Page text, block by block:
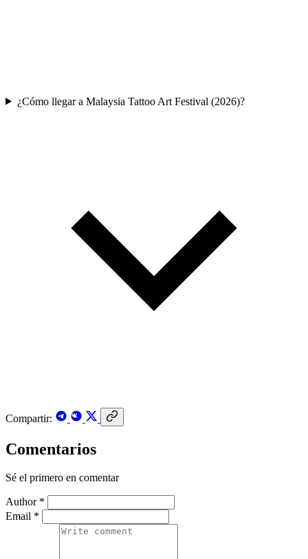
¿Cómo llegar a Malaysia Tattoo Art Festival (2026)?
Compartir:
Comentarios
Sé el primero en comentar
Author *
Email *